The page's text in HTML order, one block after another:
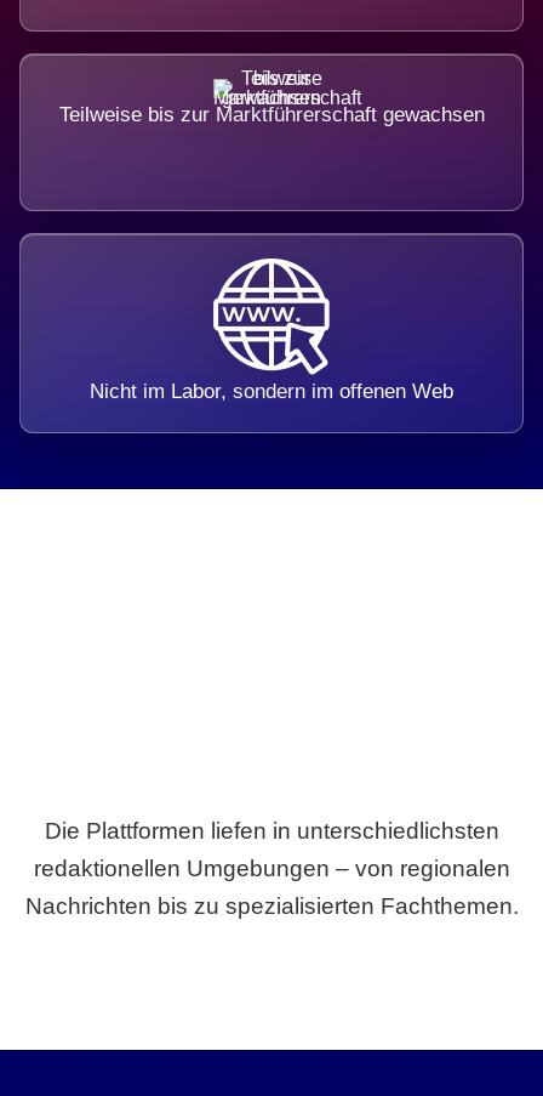
Teilweise bis zur Marktführerschaft gewachsen
Nicht im Labor, sondern im offenen Web
Die Plattformen liefen in unterschiedlichsten
redaktionellen Umgebungen – von regionalen
Nachrichten bis zu spezialisierten Fachthemen.